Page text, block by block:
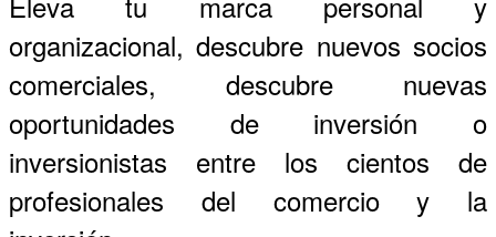
organizacional, descubre nuevos socios
comerciales, descubre nuevas
oportunidades de inversión o
inversionistas entre los cientos de
profesionales del comercio y la